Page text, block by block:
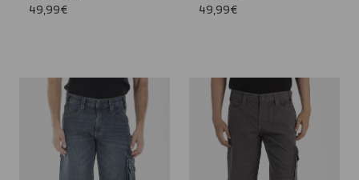
49,99€
49,99€